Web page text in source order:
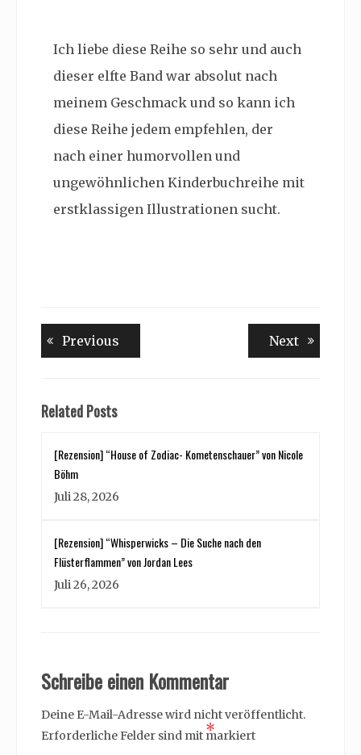
Ich liebe diese Reihe so sehr und auch
dieser elfte Band war absolut nach
meinem Geschmack und so kann ich
diese Reihe jedem empfehlen, der
nach einer humorvollen und
ungewöhnlichen Kinderbuchreihe mit
erstklassigen Illustrationen sucht.
Beitragsnavigation
Previous NextNext
Related Posts
[Rezension] “House of Zodiac- Kometenschauer” von Nicole
Böhm
Juli 28, 2026
[Rezension] “Whisperwicks – Die Suche nach den
Flüsterflammen” von Jordan Lees
Juli 26, 2026
Schreibe einen Kommentar
Deine E-Mail-Adresse wird nicht veröffentlicht.
Erforderliche Felder sind mit *
markiert